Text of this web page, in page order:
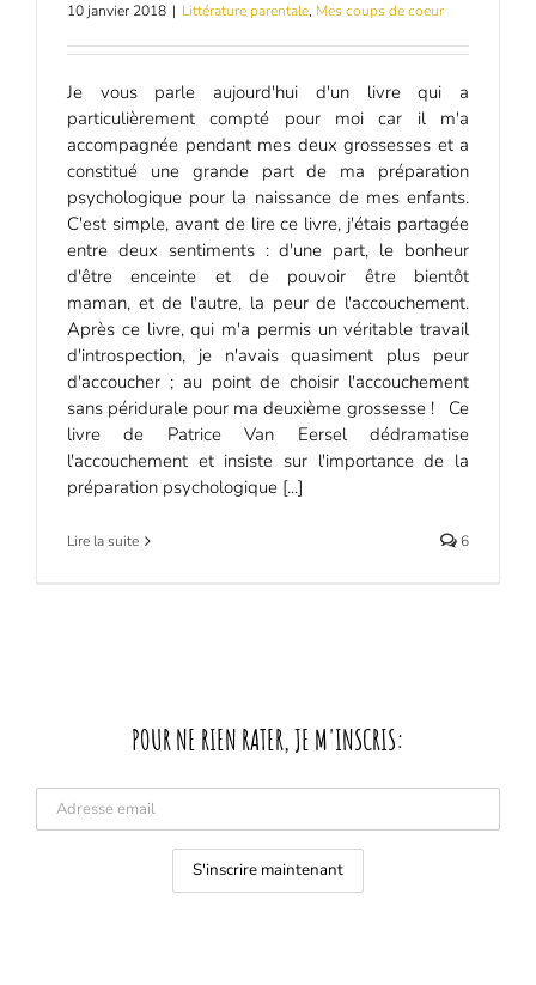
10 janvier 2018 | Littérature parentale, Mes coups de coeur
Je vous parle aujourd'hui d'un livre qui a
particulièrement compté pour moi car il m'a
accompagnée pendant mes deux grossesses et a
constitué une grande part de ma préparation
psychologique pour la naissance de mes enfants.
C'est simple, avant de lire ce livre, j'étais partagée
entre deux sentiments : d'une part, le bonheur
d'être enceinte et de pouvoir être bientôt
maman, et de l'autre, la peur de l'accouchement.
Après ce livre, qui m'a permis un véritable travail
d'introspection, je n'avais quasiment plus peur
d'accoucher ; au point de choisir l'accouchement
sans péridurale pour ma deuxième grossesse ! Ce
livre de Patrice Van Eersel dédramatise
l'accouchement et insiste sur l'importance de la
préparation psychologique [...]
Lire la suite 6
POUR NE RIEN RATER, JE M'INSCRIS: